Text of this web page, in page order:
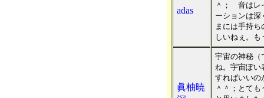
adas
＾； 音はレ
ーションは深
まには手持
しいねぇ。
眞柚暁
宇宙の神秘（
ね。宇宙ぽい
すればいいの
＾＾；とて